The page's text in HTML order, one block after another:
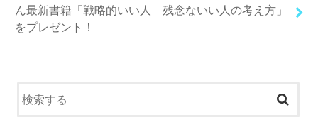
ん最新書籍「戦略的いい人 残念ないい人の考え方」
をプレゼント！